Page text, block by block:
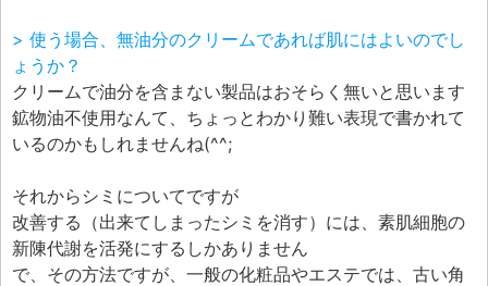
> 使う場合、無油分のクリームであれば肌にはよいのでし
ょうか？
クリームで油分を含まない製品はおそらく無いと思います
鉱物油不使用なんて、ちょっとわかり難い表現で書かれて
いるのかもしれませんね(^^;
それからシミについてですが
改善する（出来てしまったシミを消す）には、素肌細胞の
新陳代謝を活発にするしかありません
で、その方法ですが、一般の化粧品やエステでは、古い角